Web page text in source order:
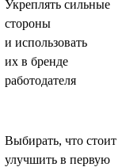
Укреплять сильные
стороны
и использовать
их в бренде
работодателя
Выбирать, что стоит
улучшить в первую